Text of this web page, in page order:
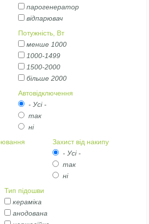
парогенератор
відпарювач
Потужність, Вт
менше 1000
1000-1499
1500-2000
більше 2000
Автовідключення
- Усі -
так
ні
Захист від накипу
- Усі -
так
ні
Тип підошви
кераміка
анодована